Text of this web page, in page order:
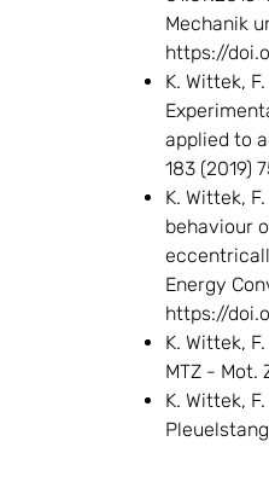
Mechanik
https://
K. Wittek,
applied to
183 (2019)
K. Wittek,
behaviour
Energy
https://
K. Wittek,
MTZ - Mot.
K. Wittek,